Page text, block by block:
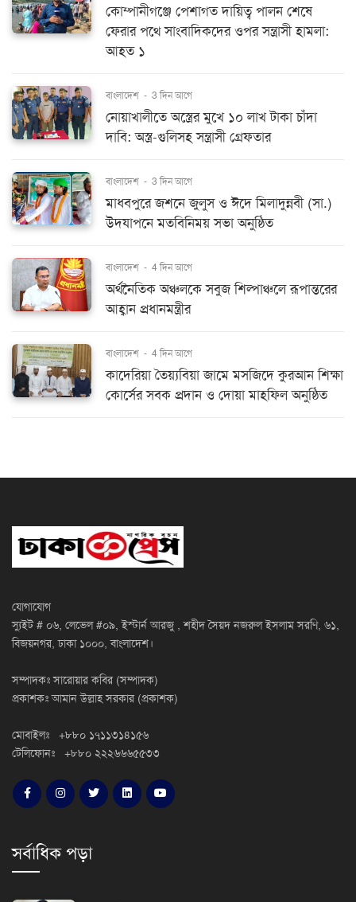
কোম্পানীগঞ্জে পেশাগত দায়িত্ব পালন শেষে
ফেরার পথে সাংবাদিকদের ওপর সন্ত্রাসী হামলা:
আহত ১
বাংলাদেশ - 3 দিন আগে
নোয়াখালীতে অস্ত্রের মুখে ১০ লাখ টাকা চাঁদা
দাবি: অস্ত্র-গুলিসহ সন্ত্রাসী গ্রেফতার
বাংলাদেশ - 3 দিন আগে
মাধবপুরে জশনে জুলুস ও ঈদে মিলাদুন্নবী (সা.)
উদযাপনে মতবিনিময় সভা অনুষ্ঠিত
বাংলাদেশ - 4 দিন আগে
অর্থনৈতিক অঞ্চলকে সবুজ শিল্পাঞ্চলে রূপান্তরের
আহ্বান প্রধানমন্ত্রীর
বাংলাদেশ - 4 দিন আগে
কাদেরিয়া তৈয়্যবিয়া জামে মসজিদে কুরআন শিক্ষা
কোর্সের সবক প্রদান ও দোয়া মাহফিল অনুষ্ঠিত
যোগাযোগ
স্যুইট # ০৬, লেভেল #০৯, ইস্টার্ন আরজু , শহীদ সৈয়দ নজরুল ইসলাম সরণি, ৬১,
বিজয়নগর, ঢাকা ১০০০, বাংলাদেশ।
সম্পাদকঃ সারোয়ার কবির (সম্পাদক)
প্রকাশকঃ আমান উল্লাহ সরকার (প্রকাশক)
মোবাইলঃ +৮৮০ ১৭১১৩১৪১৫৬
টেলিফোনঃ +৮৮০ ২২২৬৬৬৫৫৩৩
সর্বাধিক পড়া